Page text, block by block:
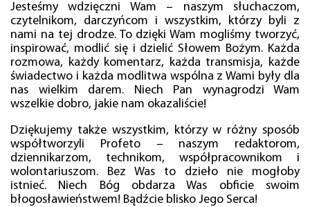
Jesteśmy wdzięczni Wam – naszym słuchaczom,
czytelnikom, darczyńcom i wszystkim, którzy byli z
nami na tej drodze. To dzięki Wam mogliśmy tworzyć,
inspirować, modlić się i dzielić Słowem Bożym. Każda
rozmowa, każdy komentarz, każda transmisja, każde
świadectwo i każda modlitwa wspólna z Wami były dla
nas wielkim darem. Niech Pan wynagrodzi Wam
wszelkie dobro, jakie nam okazaliście!
Dziękujemy także wszystkim, którzy w różny sposób
współtworzyli Profeto – naszym redaktorom,
dziennikarzom, technikom, współpracownikom i
wolontariuszom. Bez Was to dzieło nie mogłoby
istnieć. Niech Bóg obdarza Was obficie swoim
błogosławieństwem! Bądźcie blisko Jego Serca!